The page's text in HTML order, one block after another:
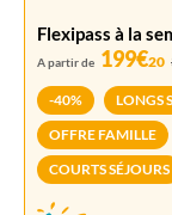
Flexipass à la
A partir de 199€20
-40% LONGS
OFFRE FAMILLE
COURTS SÉJOURS